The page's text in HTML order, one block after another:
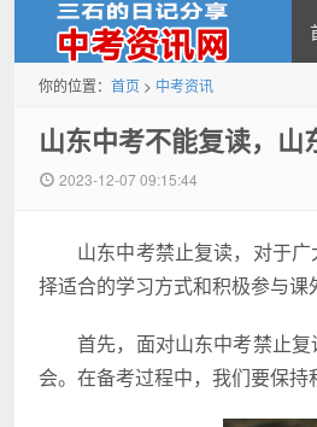
中考资讯网
你的位置： 首页 > 中考资讯
山东中考不能复读，山
2023-12-07 09:15:44
山东中考禁止复读，对于
择适合的学习方式和积极参与课
首先，面对山东中考禁止
会。在备考过程中，我们要保持